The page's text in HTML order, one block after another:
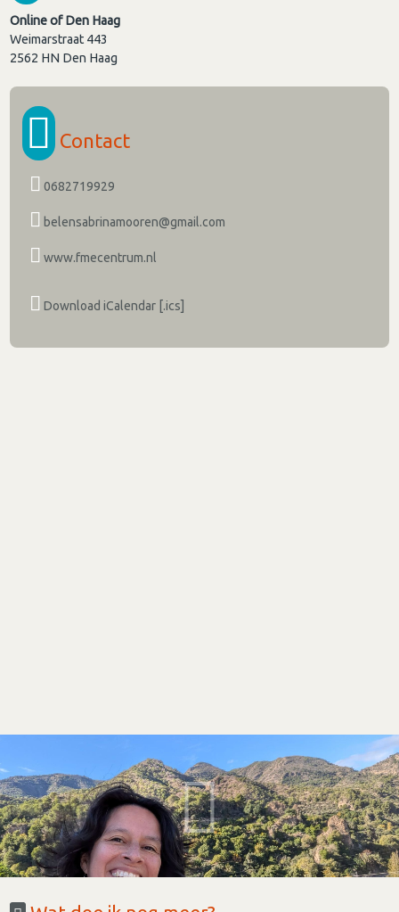
Online of Den Haag
Weimarstraat 443
2562 HN Den Haag
Contact
0682719929
belensabrinamooren@gmail.com
www.fmecentrum.nl
Download iCalendar [.ics]